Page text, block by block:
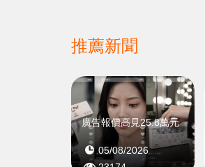
推薦新聞
廣告報價高見25.8萬元
05/08/2026